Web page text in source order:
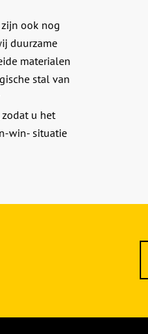
ook nog
duurzame
materialen
stal van
u het
win- situatie